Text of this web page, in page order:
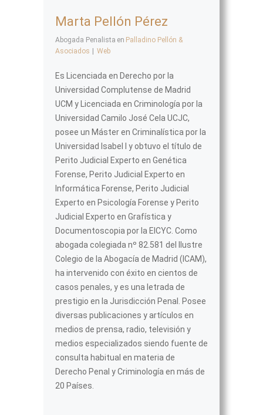
Marta Pellón Pérez
Abogada Penalista en Palladino Pellón &
Asociados | Web
Es Licenciada en Derecho por la
Universidad Complutense de Madrid
UCM y Licenciada en Criminología por la
Universidad Camilo José Cela UCJC,
posee un Máster en Criminalística por la
Universidad Isabel I y obtuvo el título de
Perito Judicial Experto en Genética
Forense, Perito Judicial Experto en
Informática Forense, Perito Judicial
Experto en Psicología Forense y Perito
Judicial Experto en Grafística y
Documentoscopia por la EICYC. Como
abogada colegiada nº 82.581 del Ilustre
Colegio de la Abogacía de Madrid (ICAM),
ha intervenido con éxito en cientos de
casos penales, y es una letrada de
prestigio en la Jurisdicción Penal. Posee
diversas publicaciones y artículos en
medios de prensa, radio, televisión y
medios especializados siendo fuente de
consulta habitual en materia de
Derecho Penal y Criminología en más de
20 Países.